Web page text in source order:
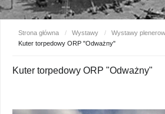
Strona główna / Wystawy / Wystawy
Kuter torpedowy ORP "Odważny"
Kuter torpedowy ORP "Odważny"